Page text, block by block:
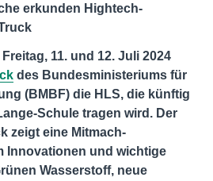
erkunden Hightech-
11. und 12. Juli 2024
des Bundesministeriums für
(BMBF) die HLS, die künftig
Schule tragen wird. Der
zeigt eine Mitmach-
Innovationen und wichtige
Wasserstoff, neue